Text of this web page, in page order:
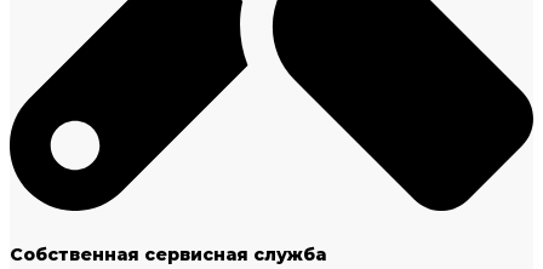
Собственная сервисная служба